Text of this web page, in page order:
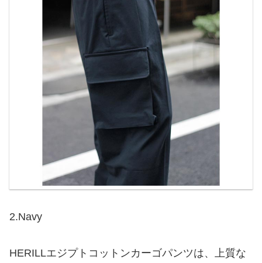
2.Navy
HERILLエジプトコットンカーゴパンツは、上質な